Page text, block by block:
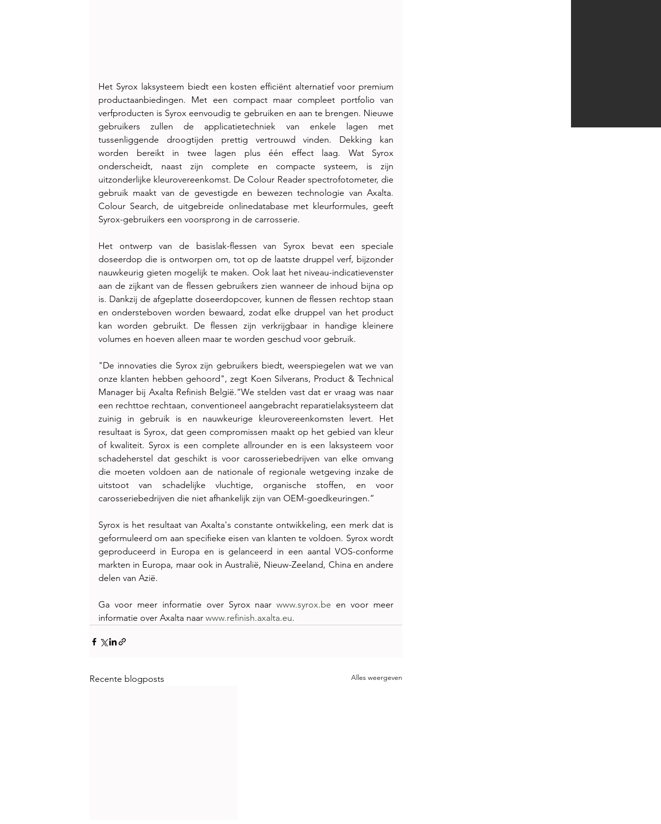
Het Syrox laksysteem biedt een kosten efficiënt alternatief voor premium
productaanbiedingen. Met een compact maar compleet portfolio van
verfproducten is Syrox eenvoudig te gebruiken en aan te brengen. Nieuwe
gebruikers zullen de applicatietechniek van enkele lagen met
tussenliggende droogtijden prettig vertrouwd vinden. Dekking kan
worden bereikt in twee lagen plus één effect laag. Wat Syrox
onderscheidt, naast zijn complete en compacte systeem, is zijn
uitzonderlijke kleurovereenkomst. De Colour Reader spectrofotometer, die
gebruik maakt van de gevestigde en bewezen technologie van Axalta.
Colour Search, de uitgebreide onlinedatabase met kleurformules, geeft
Syrox-gebruikers een voorsprong in de carrosserie.
Het ontwerp van de basislak-flessen van Syrox bevat een speciale
doseerdop die is ontworpen om, tot op de laatste druppel verf, bijzonder
nauwkeurig gieten mogelijk te maken. Ook laat het niveau-indicatievenster
aan de zijkant van de flessen gebruikers zien wanneer de inhoud bijna op
is. Dankzij de afgeplatte doseerdopcover, kunnen de flessen rechtop staan
en ondersteboven worden bewaard, zodat elke druppel van het product
kan worden gebruikt. De flessen zijn verkrijgbaar in handige kleinere
volumes en hoeven alleen maar te worden geschud voor gebruik.
"De innovaties die Syrox zijn gebruikers biedt, weerspiegelen wat we van
onze klanten hebben gehoord", zegt Koen Silverans, Product & Technical
Manager bij Axalta Refinish België.“We stelden vast dat er vraag was naar
een rechttoe rechtaan, conventioneel aangebracht reparatielaksysteem dat
zuinig in gebruik is en nauwkeurige kleurovereenkomsten levert. Het
resultaat is Syrox, dat geen compromissen maakt op het gebied van kleur
of kwaliteit. Syrox is een complete allrounder en is een laksysteem voor
schadeherstel dat geschikt is voor carosseriebedrijven van elke omvang
die moeten voldoen aan de nationale of regionale wetgeving inzake de
uitstoot van schadelijke vluchtige, organische stoffen, en voor
carosseriebedrijven die niet afhankelijk zijn van OEM-goedkeuringen.”
Syrox is het resultaat van Axalta's constante ontwikkeling, een merk dat is
geformuleerd om aan specifieke eisen van klanten te voldoen. Syrox wordt
geproduceerd in Europa en is gelanceerd in een aantal VOS-conforme
markten in Europa, maar ook in Australië, Nieuw-Zeeland, China en andere
delen van Azië.
Ga voor meer informatie over Syrox naar www.syrox.be en voor meer
informatie over Axalta naar www.refinish.axalta.eu.
Recente blogposts Alles weergeven